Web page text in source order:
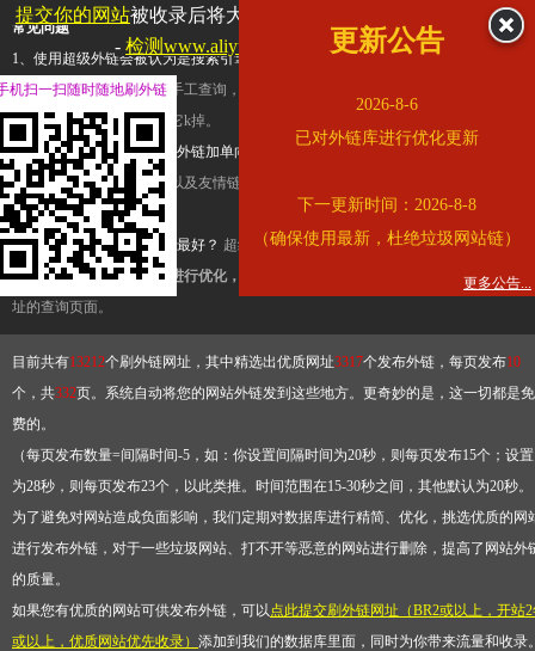
常见问题
1、使用超级外链会被认为是搜索引擎优化作弊吗？ 超级外链只是一个简便而集成
查询工具，模拟的是正常手工查询，不是作弊。如果是作弊，那您可以使用超级外
推广竞争对手的网址，让它k掉。
2、网站优化单纯依靠超级外链加单向链接可行吗？
链，需要结合普通的外链以及友情链接，您可以到站长论坛发布外链，到友情链接
台交换友情链接。
3、如何使用超级外链效果最好？ 超级外链不同于普通的外链，它是动态的链接，
有频繁使用超级外链工具进行优化，才能获得稳定的外链
，最终使搜索引擎收录带
址的查询页面。
目前共有13212个刷外链网址，其中精选出优质网址3317个发布外链，每页发布10
个，共332页。系统自动将您的网站外链发到这些地方。更奇妙的是，这一切都是免
费的。
（每页发布数量=间隔时间-5，如：你设置间隔时间为20秒，则每页发布15个；设置
为28秒，则每页发布23个，以此类推。时间范围在15-30秒之间，其他默认为20秒
为了避免对网站造成负面影响，我们定期对数据库进行精简、优化，挑选优质的网
进行发布外链，对于一些垃圾网站、打不开等恶意的网站进行删除，提高了网站外
的质量。
如果您有优质的网站可供发布外链，可以点此提交刷外链网址（BR2或以上，开站
或以上，优质网站优先收录） 添加到我们的数据库里面，同时为你带来流量和收录
提交你的网站被收录后将大幅提升流量和外链，
查看展示页面
- 检测www.aliyundrive.com是否收录
更新公告
2026-8-6
已对外链库进行优化更新
下一更新时间：2026-8-8
（确保使用最新，杜绝垃圾网站链）
更多公告...
机扫一扫随时随地刷外链